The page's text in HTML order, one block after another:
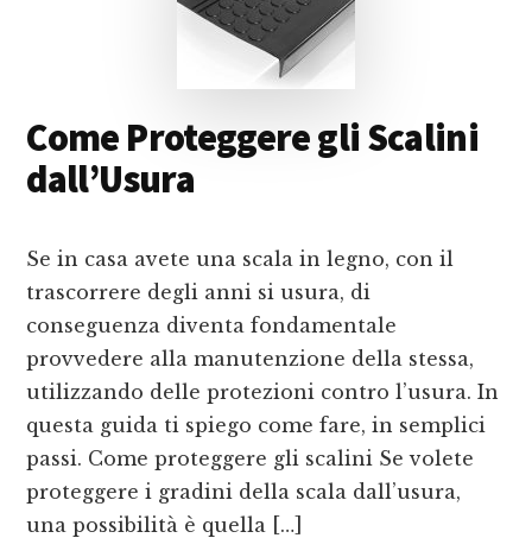
Come Proteggere gli Scalini
dall’Usura
Se in casa avete una scala in legno, con il
trascorrere degli anni si usura, di
conseguenza diventa fondamentale
provvedere alla manutenzione della stessa,
utilizzando delle protezioni contro l’usura. In
questa guida ti spiego come fare, in semplici
passi. Come proteggere gli scalini Se volete
proteggere i gradini della scala dall’usura,
una possibilità è quella […]